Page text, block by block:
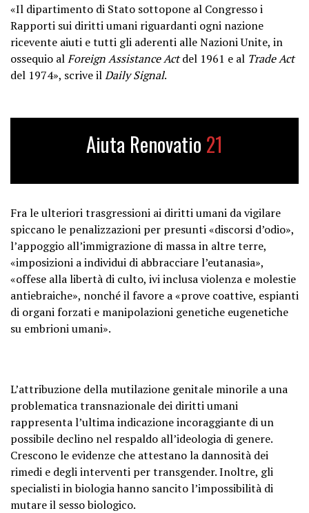
«Il dipartimento di Stato sottopone al Congresso i
Rapporti sui diritti umani riguardanti ogni nazione
ricevente aiuti e tutti gli aderenti alle Nazioni Unite, in
ossequio alForeign Assistance Actdel 1961 e al Trade Act
del 1974», scrive ilDaily Signal.
Aiuta Renovatio 21
Fra le ulteriori trasgressioni ai diritti umani da vigilare
spiccano le penalizzazioni per presunti «discorsi d’odio»,
l’appoggio all’immigrazione di massa in altre terre,
«imposizioni a individui di abbracciare l’eutanasia»,
«offese alla libertà di culto, ivi inclusa violenza e molestie
antiebraiche», nonché il favore a «prove coattive, espianti
di organi forzati e manipolazioni genetiche eugenetiche
su embrioni umani».
L’attribuzione della mutilazione genitale minorile a una
problematica transnazionale dei diritti umani
rappresenta l’ultima indicazione incoraggiante di un
possibile declino nel respaldo all’ideologia di genere.
Crescono le evidenze che attestano la dannosità dei
rimedi e degli interventi per transgender. Inoltre, gli
specialisti in biologia hanno sancito l’impossibilità di
mutare il sesso biologico.